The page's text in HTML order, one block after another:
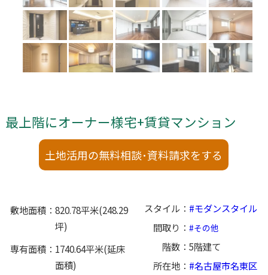
最上階にオーナー様宅+賃貸マンション
土地活用の無料相談･資料請求をする
敷地面積
820.78平米(248.29
坪)
専有面積
1740.64平米(延床
面積)
スタイル
モダンスタイル
間取り
その他
階数
5階建て
所在地
名古屋市名東区